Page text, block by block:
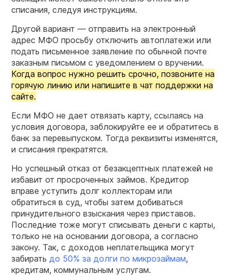
списания, следуя инструкциям.
Другой вариант — отправить на электронный
адрес МФО просьбу отключить автоплатежи или
подать письменное заявление по обычной почте
заказным письмом с уведомлением о вручении.
Когда вопрос нужно решить срочно, позвоните на
горячую линию или напишите в чат поддержки на
сайте.
Если МФО не дает отвязать карту, ссылаясь на
условия договора, заблокируйте ее и обратитесь в
банк за перевыпуском. Тогда реквизиты изменятся,
и списания прекратятся.
Но успешный отказ от безакцептных платежей не
избавит от просроченных займов. Кредитор
вправе уступить долг коллекторам или
обратиться в суд, чтобы затем добиваться
принудительного взыскания через приставов.
Последние тоже могут списывать деньги с карты,
только не на основании договора, а согласно
закону. Так, с доходов неплательщика могут
забирать до 50% за долги по микрозаймам,
кредитам, коммунальным услугам.